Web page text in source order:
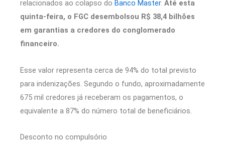
relacionados ao colapso do Banco Master. Até esta
quinta-feira, o FGC desembolsou R$ 38,4 bilhões
em garantias a credores do conglomerado
financeiro.
Esse valor representa cerca de 94% do total previsto
para indenizações. Segundo o fundo, aproximadamente
675 mil credores já receberam os pagamentos, o
equivalente a 87% do número total de beneficiários.
Desconto no compulsório